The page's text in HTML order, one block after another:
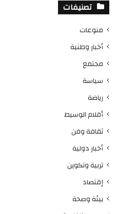
تصنيفات
منوعات
أخبار وطنية
مجتمع
سياسة
رياضة
أقلام الوسيط
ثقافة وفن
أخبار دولية
تربية وتكوين
إقتصاد
بيئة وصحة